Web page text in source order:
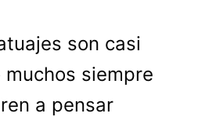
son casi
siempre
a pensar